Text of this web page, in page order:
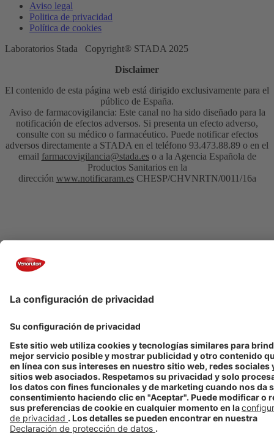
Aviso legal
Politica de privacidad
Política de cookies
Laboratorios Stada Copyright® STADA 2025
Disclaimer
El contenido de esta página web está dirigido exclusivamente para el
público de España.
Aviso de farmacovigilancia: Este canal no ha sido diseñado para la
notificación de efectos adversos. Si presenta un efecto adverso,
consulte con su médico o farmacéutico. Puede notificar efectos
adversos directamente a STADA en el teléfono 93.473.88.89 o en el
email farmacovigilancia@stada.eso a la Agencia Española de
Productos Sanitarios en la
dirección www.notificaram.esCHESP/CHVNRTN/0011/16a